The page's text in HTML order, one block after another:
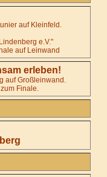
auf Kleinfeld.
e.V."
auf Leinwand
erleben!
auf Großleinwand.
Finale.